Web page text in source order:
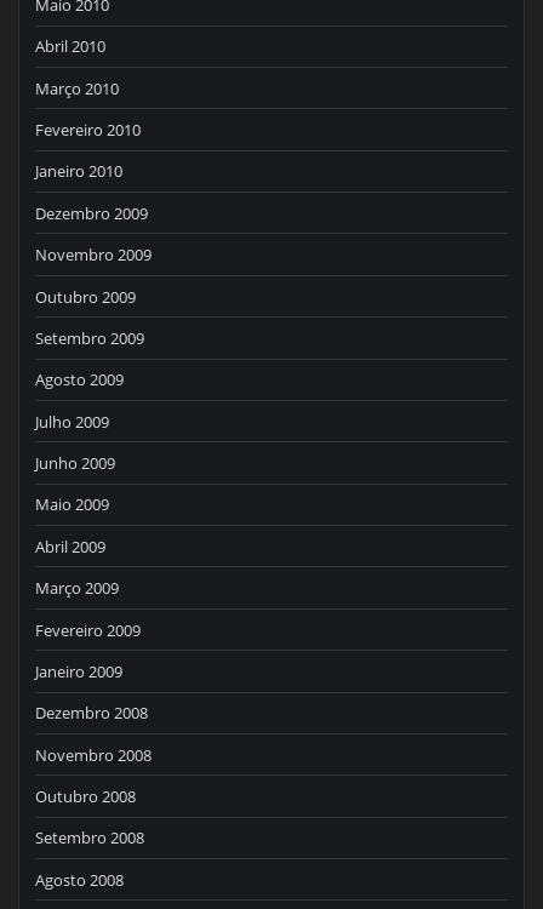
Maio 2010
Abril 2010
Março 2010
Fevereiro 2010
Janeiro 2010
Dezembro 2009
Novembro 2009
Outubro 2009
Setembro 2009
Agosto 2009
Julho 2009
Junho 2009
Maio 2009
Abril 2009
Março 2009
Fevereiro 2009
Janeiro 2009
Dezembro 2008
Novembro 2008
Outubro 2008
Setembro 2008
Agosto 2008